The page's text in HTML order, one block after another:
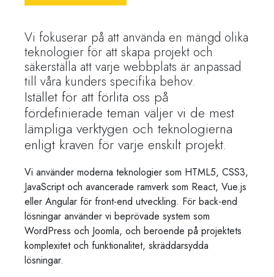
Vi fokuserar på att använda en mängd olika
teknologier för att skapa projekt och
säkerställa att varje webbplats är anpassad
till våra kunders specifika behov.
Istället för att förlita oss på
fördefinierade teman väljer vi de mest
lämpliga verktygen och teknologierna
enligt kraven för varje enskilt projekt.
Vi använder moderna teknologier som HTML5, CSS3,
JavaScript och avancerade ramverk som React, Vue.js
eller Angular för front-end utveckling. För back-end
lösningar använder vi beprövade system som
WordPress och Joomla, och beroende på projektets
komplexitet och funktionalitet, skräddarsydda
lösningar.